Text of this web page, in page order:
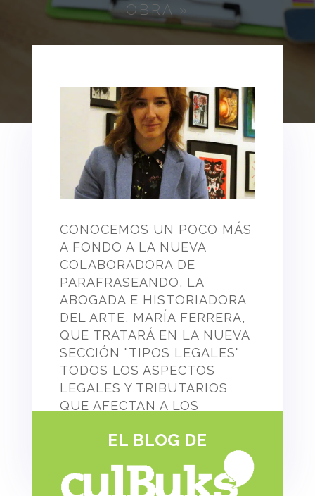
OBRA »
CONOCEMOS UN POCO MÁS
A FONDO A LA NUEVA
COLABORADORA DE
PARAFRASEANDO, LA
ABOGADA E HISTORIADORA
DEL ARTE, MARÍA FERRERA,
QUE TRATARÁ EN LA NUEVA
SECCIÓN "TIPOS LEGALES"
TODOS LOS ASPECTOS
LEGALES Y TRIBUTARIOS
QUE AFECTAN A LOS
DE PUBLICAR Y VENDER SU
EL BLOG DE